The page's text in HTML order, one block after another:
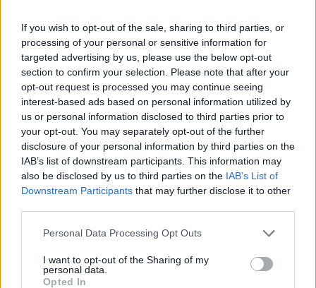
If you wish to opt-out of the sale, sharing to third parties, or
processing of your personal or sensitive information for
targeted advertising by us, please use the below opt-out
section to confirm your selection. Please note that after your
opt-out request is processed you may continue seeing
interest-based ads based on personal information utilized by
us or personal information disclosed to third parties prior to
your opt-out. You may separately opt-out of the further
disclosure of your personal information by third parties on the
IAB’s list of downstream participants. This information may
also be disclosed by us to third parties on the IAB’s List of
Downstream Participants that may further disclose it to other
Personal Data Processing Opt Outs
I want to opt-out of the Sharing of my
personal data.
Opted In
Spanyolország, Olaszország) hasonlóan itt is szieszta "szakítja
meg"; déltől kettőig a vendéglátóhelyek kivételével minden bezár, az
emberek pedig - az egyetemistákat is beleértve - elvonulnak pihenni.
TikTokon osztja meg az élményeit
Bár a nemzetközi médiumok nem elérhetőek Kínában, Kamilla azt
mondja; az emberek többsége VPN-nel rácsatlakozik a világhálóra.
Ezen keresztül éri el ő is a közösségi oldalait, többek között például
a TikTokot is, ahol minivideók formátumában dokumentálja az
élményeit és készít videókat a kínai szokásokról, ételekről, vagy
éppen arról, ahogy magyar szokásokat ismertet meg a kínai
barátaival.
kialakított kép alapján ítéljék meg.
Szabadidejében a videózáson kívül egyébként a magyar egyetemista
szívesen utazik is az óriási országban, néha azonban egyelőre még
bátortalan, hiszen Kína déli és északi része között olyan nyelvi